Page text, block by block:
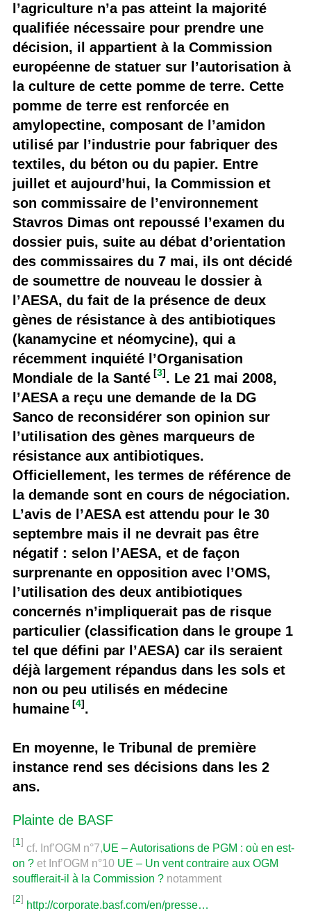
l’agriculture n’a pas atteint la majorité
qualifiée nécessaire pour prendre une
décision, il appartient à la Commission
européenne de statuer sur l’autorisation à
la culture de cette pomme de terre. Cette
pomme de terre est renforcée en
amylopectine, composant de l’amidon
utilisé par l’industrie pour fabriquer des
textiles, du béton ou du papier. Entre
juillet et aujourd’hui, la Commission et
son commissaire de l’environnement
Stavros Dimas ont repoussé l’examen du
dossier puis, suite au débat d’orientation
des commissaires du 7 mai, ils ont décidé
de soumettre de nouveau le dossier à
l’AESA, du fait de la présence de deux
gènes de résistance à des antibiotiques
(kanamycine et néomycine), qui a
récemment inquiété l’Organisation
Mondiale de la Santé [3]. Le 21 mai 2008,
l’AESA a reçu une demande de la DG
Sanco de reconsidérer son opinion sur
l’utilisation des gènes marqueurs de
résistance aux antibiotiques.
Officiellement, les termes de référence de
la demande sont en cours de négociation.
L’avis de l’AESA est attendu pour le 30
septembre mais il ne devrait pas être
négatif : selon l’AESA, et de façon
surprenante en opposition avec l’OMS,
l’utilisation des deux antibiotiques
concernés n’impliquerait pas de risque
particulier (classification dans le groupe 1
tel que défini par l’AESA) car ils seraient
déjà largement répandus dans les sols et
non ou peu utilisés en médecine
humaine [4].
En moyenne, le Tribunal de première
instance rend ses décisions dans les 2
ans.
Plainte de BASF
[1]
cf. Inf’OGM n°7,UE – Autorisations de PGM : où en est-
on ?et Inf’OGM n°10 UE – Un vent contraire aux OGM
soufflerait-il à la Commission ?notamment
[2]
http://corporate.basf.com/en/presse…